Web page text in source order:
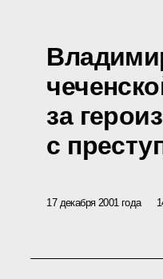
за
с
17 декабря 2001 года